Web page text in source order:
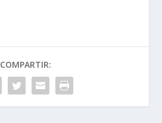
COMPARTIR: